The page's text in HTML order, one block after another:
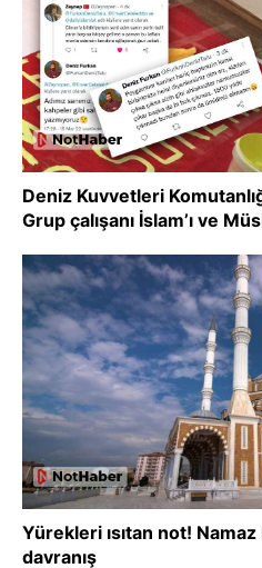
Deniz Kuvvetleri
Grup çalışanı İslam’ı ve
Yürekleri ısıtan not!
davranış